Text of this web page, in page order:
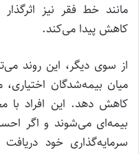
مانند خط فقر نیز
کاهش پیدا می‌کند.
از سوی دیگر، این روند
میان بیمه‌شدگان
کاهش دهد. این افراد با
بیمه‌ای می‌شوند و اگر
سرمایه‌گذاری خود